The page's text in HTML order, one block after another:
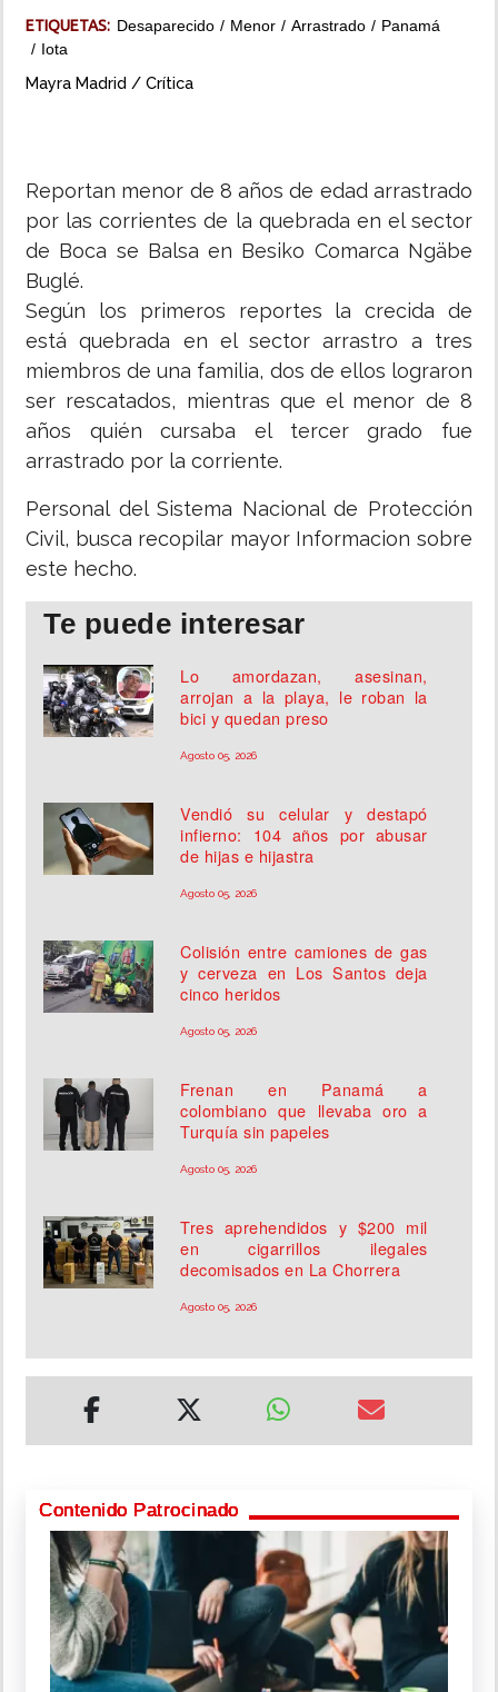
ETIQUETAS: Desaparecido Menor Arrastrado
Panamá
Iota
Mayra Madrid / Crítica
Reportan menor de 8 años de edad arrastrado
por las corrientes de la quebrada en el sector
de Boca se Balsa en Besiko Comarca Ngäbe
Buglé.
Según los primeros reportes la crecida de
está quebrada en el sector arrastro a tres
miembros de una familia, dos de ellos lograron
ser rescatados, mientras que el menor de 8
años quién cursaba el tercer grado fue
arrastrado por la corriente.
Personal del Sistema Nacional de Protección
Civil, busca recopilar mayor Informacion sobre
este hecho.
Te puede interesar
Lo amordazan, asesinan,
arrojan a la playa, le roban la
bici y quedan preso
Agosto 05, 2026
Vendió su celular y destapó
infierno: 104 años por abusar
de hijas e hijastra
Agosto 05, 2026
Colisión entre camiones de gas
y cerveza en Los Santos deja
cinco heridos
Agosto 05, 2026
Frenan en Panamá a
colombiano que llevaba oro a
Turquía sin papeles
Agosto 05, 2026
Tres aprehendidos y $200 mil
en cigarrillos ilegales
decomisados en La Chorrera
Agosto 05, 2026
Contenido Patrocinado